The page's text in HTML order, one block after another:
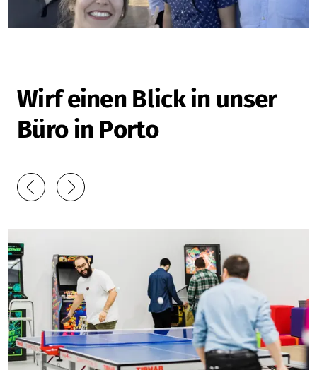
Wirf einen Blick in unser
Büro in Porto